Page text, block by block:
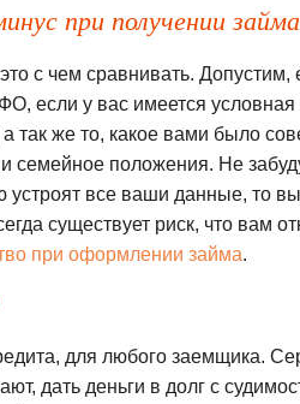
при получении займа
с чем сравнивать. Допустим,
если у вас имеется
так же то, какое вами было
положения. Не
все ваши данные, то
существует риск, что вам
при оформлении займа.
для любого заемщика.
дать деньги в долг с